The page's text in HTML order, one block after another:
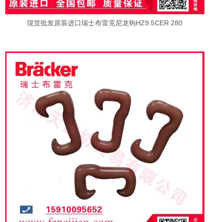
现货批发原装进口瑞士布雷克尼龙钩HZ9.5CER 280